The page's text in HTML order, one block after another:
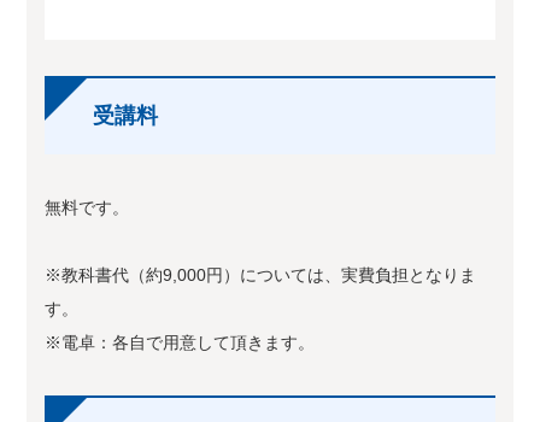
受講料
無料です。
※教科書代（約9,000円）については、実費負担となりま
す。
※電卓：各自で用意して頂きます。